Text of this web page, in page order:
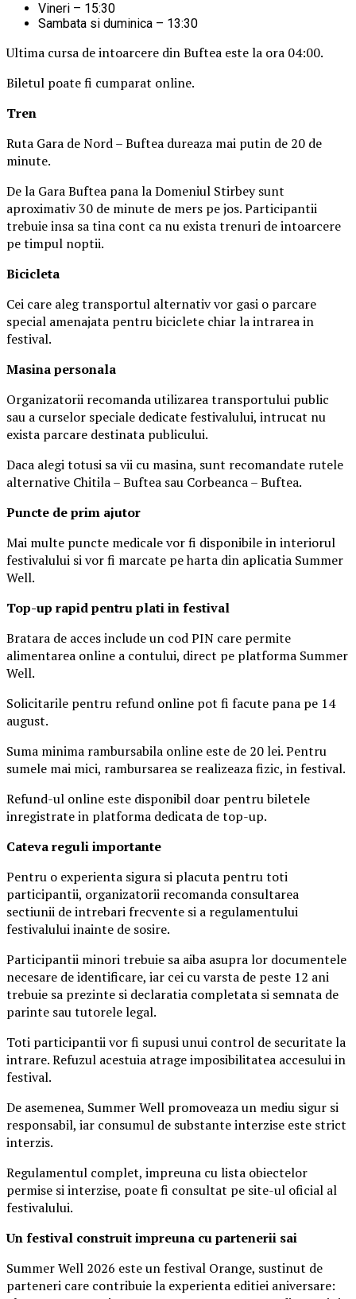
Vineri – 15:30
Sambata si duminica – 13:30
Ultima cursa de intoarcere din Buftea este la ora 04:00.
Biletul poate fi cumparat online.
Tren
Ruta Gara de Nord – Buftea dureaza mai putin de 20 de
minute.
De la Gara Buftea pana la Domeniul Stirbey sunt
aproximativ 30 de minute de mers pe jos. Participantii
trebuie insa sa tina cont ca nu exista trenuri de intoarcere
pe timpul noptii.
Bicicleta
Cei care aleg transportul alternativ vor gasi o parcare
special amenajata pentru biciclete chiar la intrarea in
festival.
Masinapersonala
Organizatorii recomanda utilizarea transportului public
sau a curselor speciale dedicate festivalului, intrucat nu
exista parcare destinata publicului.
Daca alegi totusi sa vii cu masina, sunt recomandate rutele
alternative Chitila – Buftea sau Corbeanca – Buftea.
Puncte de prim ajutor
Mai multe puncte medicale vor fi disponibile in interiorul
festivalului si vor fi marcate pe harta din aplicatia Summer
Well.
Top-up rapid pentru plati in festival
Bratara de acces include un cod PIN care permite
alimentarea online a contului, direct pe platforma Summer
Well.
Solicitarile pentru refund online pot fi facute pana pe 14
august.
Suma minima rambursabila online este de 20 lei. Pentru
sumele mai mici, rambursarea se realizeaza fizic, in festival.
Refund-ul online este disponibil doar pentru biletele
inregistrate in platforma dedicata de top-up.
Cateva reguli importante
Pentru o experienta sigura si placuta pentru toti
participantii, organizatorii recomanda consultarea
sectiunii de intrebari frecvente si a regulamentului
festivalului inainte de sosire.
Participantii minori trebuie sa aiba asupra lor documentele
necesare de identificare, iar cei cu varsta de peste 12 ani
trebuie sa prezinte si declaratia completata si semnata de
parinte sau tutorele legal.
Toti participantii vor fi supusi unui control de securitate la
intrare. Refuzul acestuia atrage imposibilitatea accesului in
festival.
De asemenea, Summer Well promoveaza un mediu sigur si
responsabil, iar consumul de substante interzise este strict
interzis.
Regulamentul complet, impreuna cu lista obiectelor
permise si interzise, poate fi consultat pe site-ul oficial al
festivalului.
Un festival construitimpreuna cu partenerii sai
Summer Well 2026 este un festival Orange, sustinut de
parteneri care contribuie la experienta editiei aniversare: